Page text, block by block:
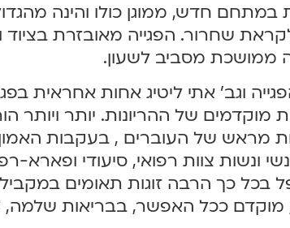
במתחם חדש, ממוגן כולו והינה
לקראת שחרור. הפגייה מאובזרת
מסביב לשעון.
וגב' אתי ליטיג אחות אחראית
של ההריונות. יותר ויותר
מראש של העוברים , בעקבות
ונשות צוות רפואי, סיעודי
בכל כך הרבה זוגות תאומים במקביל
ככל האפשר, בבריאות שלמה,